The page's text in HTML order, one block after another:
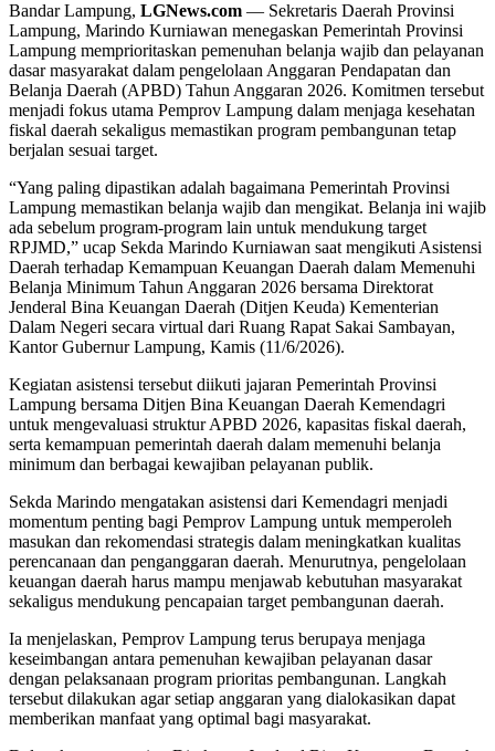
Bandar Lampung, LGNews.com — Sekretaris Daerah Provinsi
Lampung, Marindo Kurniawan menegaskan Pemerintah Provinsi
Lampung memprioritaskan pemenuhan belanja wajib dan pelayanan
dasar masyarakat dalam pengelolaan Anggaran Pendapatan dan
Belanja Daerah (APBD) Tahun Anggaran 2026. Komitmen tersebut
menjadi fokus utama Pemprov Lampung dalam menjaga kesehatan
fiskal daerah sekaligus memastikan program pembangunan tetap
berjalan sesuai target.
“Yang paling dipastikan adalah bagaimana Pemerintah Provinsi
Lampung memastikan belanja wajib dan mengikat. Belanja ini wajib
ada sebelum program-program lain untuk mendukung target
RPJMD,” ucap Sekda Marindo Kurniawan saat mengikuti Asistensi
Daerah terhadap Kemampuan Keuangan Daerah dalam Memenuhi
Belanja Minimum Tahun Anggaran 2026 bersama Direktorat
Jenderal Bina Keuangan Daerah (Ditjen Keuda) Kementerian
Dalam Negeri secara virtual dari Ruang Rapat Sakai Sambayan,
Kantor Gubernur Lampung, Kamis (11/6/2026).
Kegiatan asistensi tersebut diikuti jajaran Pemerintah Provinsi
Lampung bersama Ditjen Bina Keuangan Daerah Kemendagri
untuk mengevaluasi struktur APBD 2026, kapasitas fiskal daerah,
serta kemampuan pemerintah daerah dalam memenuhi belanja
minimum dan berbagai kewajiban pelayanan publik.
Sekda Marindo mengatakan asistensi dari Kemendagri menjadi
momentum penting bagi Pemprov Lampung untuk memperoleh
masukan dan rekomendasi strategis dalam meningkatkan kualitas
perencanaan dan penganggaran daerah. Menurutnya, pengelolaan
keuangan daerah harus mampu menjawab kebutuhan masyarakat
sekaligus mendukung pencapaian target pembangunan daerah.
Ia menjelaskan, Pemprov Lampung terus berupaya menjaga
keseimbangan antara pemenuhan kewajiban pelayanan dasar
dengan pelaksanaan program prioritas pembangunan. Langkah
tersebut dilakukan agar setiap anggaran yang dialokasikan dapat
memberikan manfaat yang optimal bagi masyarakat.